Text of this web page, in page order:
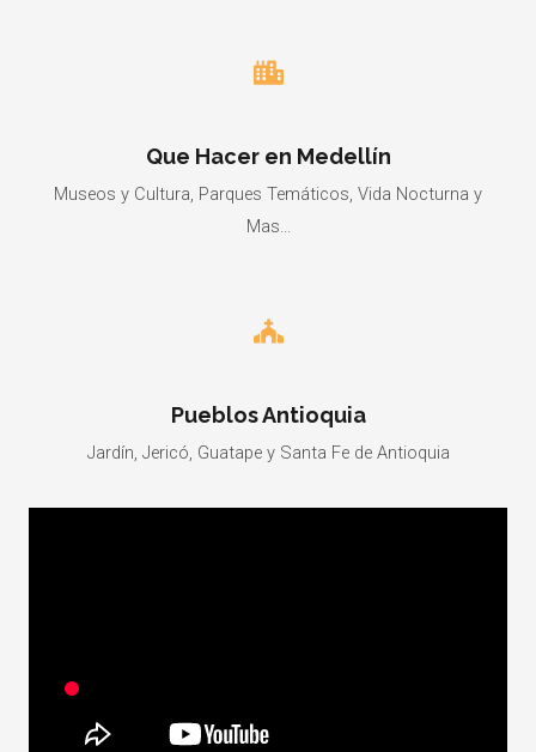
Que Hacer en Medellín
Museos y Cultura, Parques Temáticos, Vida Nocturna y
Mas...
Pueblos Antioquia
Jardín, Jericó, Guatape y Santa Fe de Antioquia